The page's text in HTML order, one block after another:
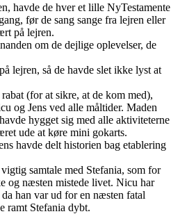
havde de hver et lille NyTestamente
før de sang sange fra lejren eller
på lejren.
om de dejlige oplevelser, de
lejren, så de havde slet ikke lyst at
(for at sikre, at de kom med),
og Jens ved alle måltider. Maden
hygget sig med alle aktiviteterne
ude at køre mini gokarts.
havde delt historien bag etablering
samtale med Stefania, som for
og næsten mistede livet. Nicu har
han var ud for en næsten fatal
ramt Stefania dybt.